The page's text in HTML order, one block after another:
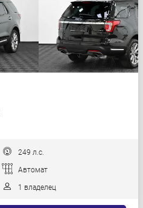
249 л.с.
Автомат
1 владелец